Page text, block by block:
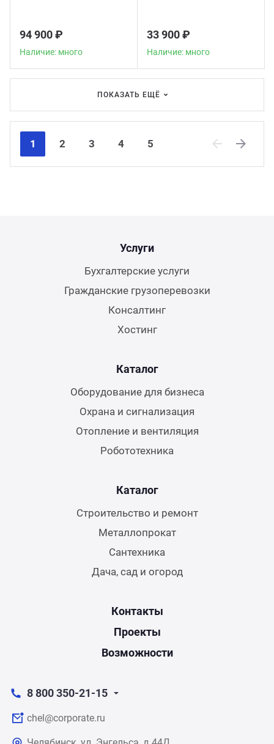
94 900 ₽
Наличие: много
33 900 ₽
Наличие: много
ПОКАЗАТЬ ЕЩЁ
1 2 3 4
5
Услуги
Бухгалтерские услуги
Гражданские грузоперевозки
Консалтинг
Хостинг
Каталог
Оборудование для бизнеса
Охрана и сигнализация
Отопление и вентиляция
Робототехника
Каталог
Строительство и ремонт
Металлопрокат
Сантехника
Дача, сад и огород
Контакты
Проекты
Возможности
8 800 350-21-15
chel@corporate.ru